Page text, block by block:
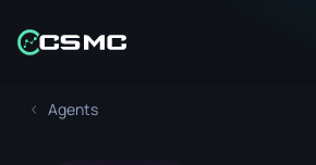
Agents